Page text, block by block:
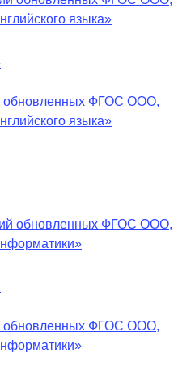
обновленных ФГОС ООО,
языка»
обновленных ФГОС ООО,